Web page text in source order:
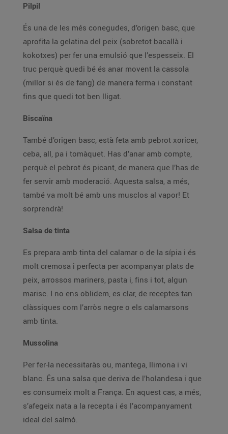
Pilpil
És una de les més conegudes, d’origen basc, que
aprofita la gelatina del peix (sobretot bacallà i
kokotxes) per fer una emulsió que l’espesseix. El
truc perquè quedi bé és anar movent la cassola
(millor si és de fang) de manera ferma i constant
fins que quedi tot ben lligat.
Biscaïna
També d’origen basc, està feta amb pebrot xoricer,
ceba, all, pa i tomàquet. Has d’anar amb compte,
perquè el pebrot és picant, de manera que l’has de
fer servir amb moderació. Aquesta salsa, a més,
també va molt bé amb uns musclos al vapor! Et
sorprendrà!
Salsa de tinta
Es prepara amb tinta del calamar o de la sípia i és
molt cremosa i perfecta per acompanyar plats de
peix, arrossos mariners, pasta i, fins i tot, algun
marisc. I no ens oblidem, es clar, de receptes tan
clàssiques com l’arròs negre o els calamarsons
amb tinta.
Mussolina
Per fer-la necessitaràs ou, mantega, llimona i vi
blanc. És una salsa que deriva de l’holandesa i que
es consumeix molt a França. En aquest cas, a més,
s’afegeix nata a la recepta i és l’acompanyament
ideal del salmó.